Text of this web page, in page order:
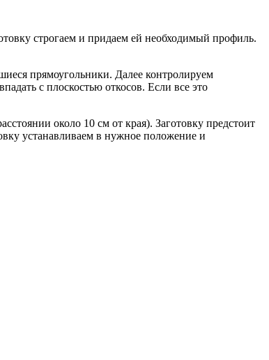
строгаем и придаем ей необходимый профиль.
прямоугольники. Далее контролируем
с плоскостью откосов. Если все это
около 10 см от края). Заготовку предстоит
устанавливаем в нужное положение и